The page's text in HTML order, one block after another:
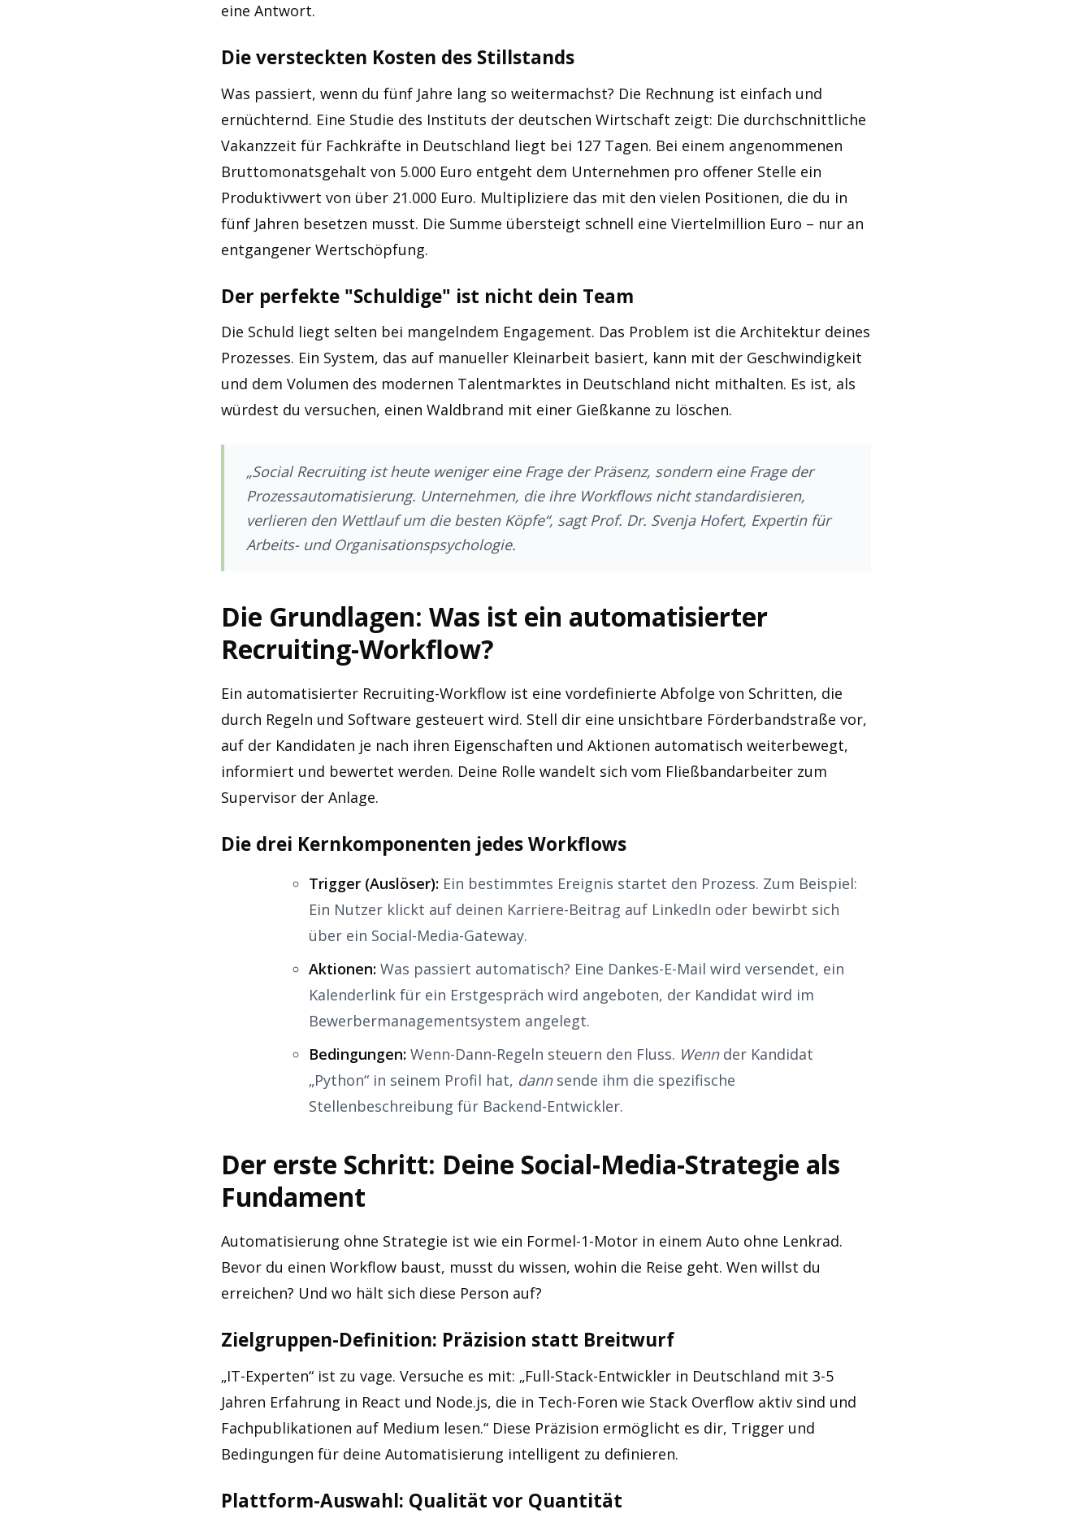
eine Antwort.
Die versteckten Kosten des Stillstands
Was passiert, wenn du fünf Jahre lang so weitermachst? Die Rechnung ist einfach und
ernüchternd. Eine Studie des Instituts der deutschen Wirtschaft zeigt: Die durchschnittliche
Vakanzzeit für Fachkräfte in Deutschland liegt bei 127 Tagen. Bei einem angenommenen
Bruttomonatsgehalt von 5.000 Euro entgeht dem Unternehmen pro offener Stelle ein
Produktivwert von über 21.000 Euro. Multipliziere das mit den vielen Positionen, die du in
fünf Jahren besetzen musst. Die Summe übersteigt schnell eine Viertelmillion Euro – nur an
entgangener Wertschöpfung.
Der perfekte "Schuldige" ist nicht dein Team
Die Schuld liegt selten bei mangelndem Engagement. Das Problem ist die Architektur deines
Prozesses. Ein System, das auf manueller Kleinarbeit basiert, kann mit der Geschwindigkeit
und dem Volumen des modernen Talentmarktes in Deutschland nicht mithalten. Es ist, als
würdest du versuchen, einen Waldbrand mit einer Gießkanne zu löschen.
„Social Recruiting ist heute weniger eine Frage der Präsenz, sondern eine Frage der
Prozessautomatisierung. Unternehmen, die ihre Workflows nicht standardisieren,
verlieren den Wettlauf um die besten Köpfe“, sagt Prof. Dr. Svenja Hofert, Expertin für
Arbeits- und Organisationspsychologie.
Die Grundlagen: Was ist ein automatisierter
Recruiting-Workflow?
Ein automatisierter Recruiting-Workflow ist eine vordefinierte Abfolge von Schritten, die
durch Regeln und Software gesteuert wird. Stell dir eine unsichtbare Förderbandstraße vor,
auf der Kandidaten je nach ihren Eigenschaften und Aktionen automatisch weiterbewegt,
informiert und bewertet werden. Deine Rolle wandelt sich vom Fließbandarbeiter zum
Supervisor der Anlage.
Die drei Kernkomponenten jedes Workflows
Trigger (Auslöser): Ein bestimmtes Ereignis startet den Prozess. Zum Beispiel:
Ein Nutzer klickt auf deinen Karriere-Beitrag auf LinkedIn oder bewirbt sich
über ein Social-Media-Gateway.
Aktionen: Was passiert automatisch? Eine Dankes-E-Mail wird versendet, ein
Kalenderlink für ein Erstgespräch wird angeboten, der Kandidat wird im
Bewerbermanagementsystem angelegt.
Bedingungen: Wenn-Dann-Regeln steuern den Fluss. Wennder Kandidat
„Python“ in seinem Profil hat, dannsende ihm die spezifische
Stellenbeschreibung für Backend-Entwickler.
Der erste Schritt: Deine Social-Media-Strategie als
Fundament
Automatisierung ohne Strategie ist wie ein Formel-1-Motor in einem Auto ohne Lenkrad.
Bevor du einen Workflow baust, musst du wissen, wohin die Reise geht. Wen willst du
erreichen? Und wo hält sich diese Person auf?
Zielgruppen-Definition: Präzision statt Breitwurf
„IT-Experten“ ist zu vage. Versuche es mit: „Full-Stack-Entwickler in Deutschland mit 3-5
Jahren Erfahrung in React und Node.js, die in Tech-Foren wie Stack Overflow aktiv sind und
Fachpublikationen auf Medium lesen.“ Diese Präzision ermöglicht es dir, Trigger und
Bedingungen für deine Automatisierung intelligent zu definieren.
Plattform-Auswahl: Qualität vor Quantität